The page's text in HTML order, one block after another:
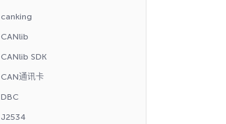
canking
CANlib
CANlib SDK
CAN通讯卡
DBC
J2534